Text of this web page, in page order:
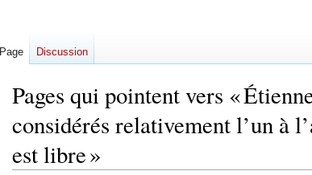
Pages qui pointent vers «
considérés relativement l’un à
est libre »
Page Discussion